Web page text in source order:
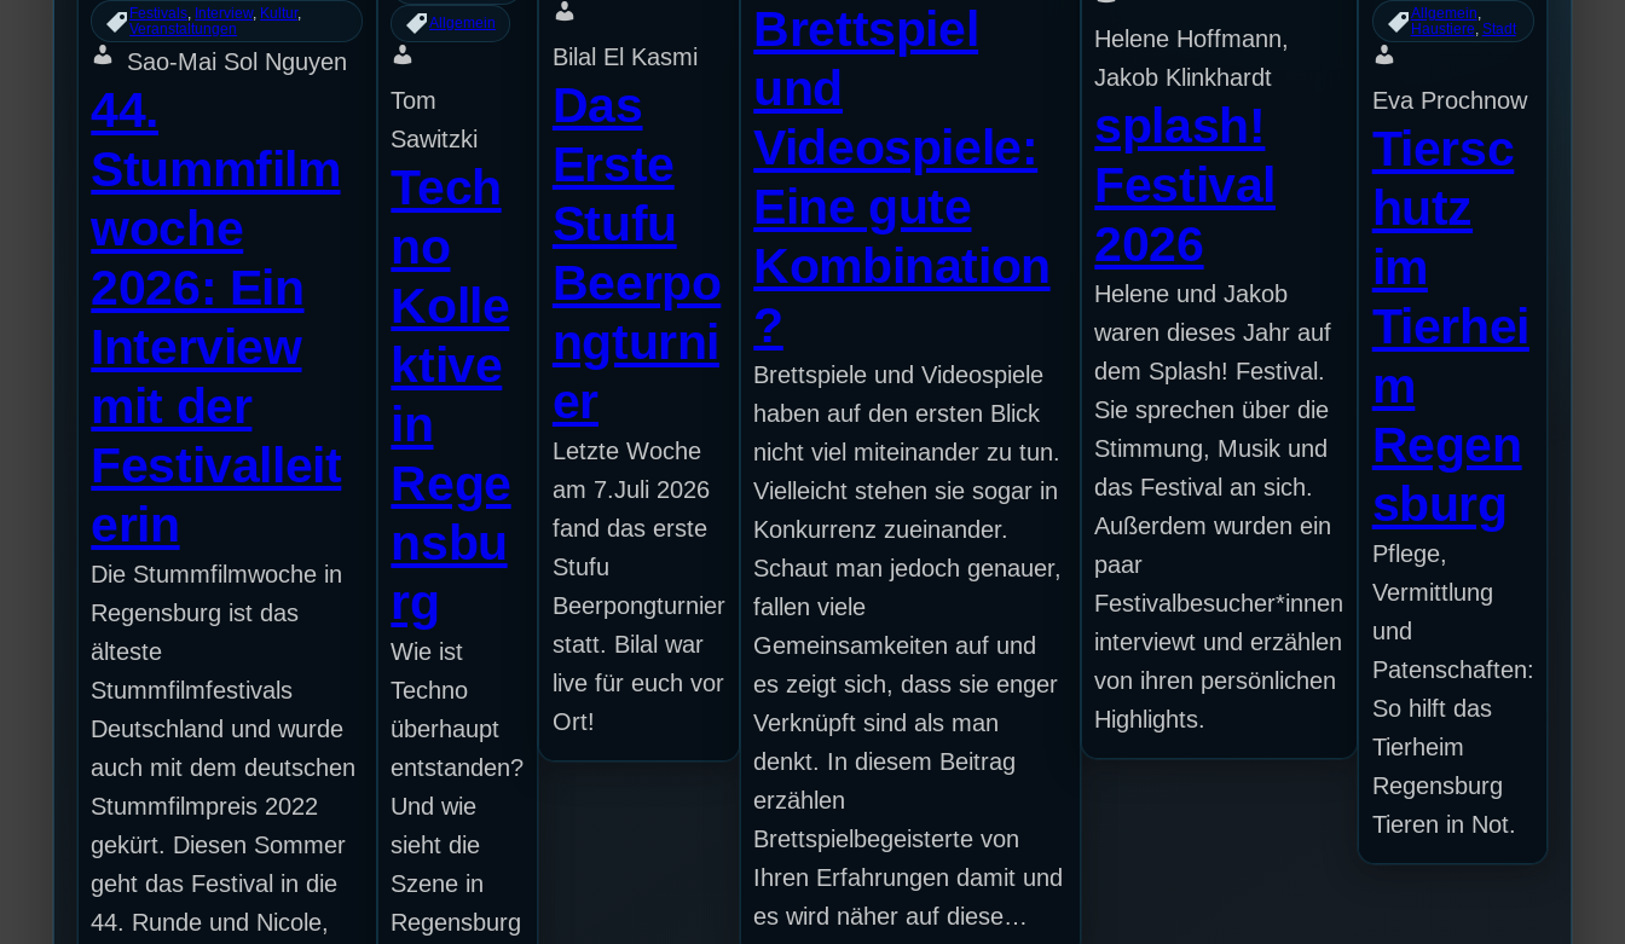
Festivals Interview, Kultur
Veranstaltungen
Sao-Mai Sol Nguyen
44.
Stummfilm
woche
2026: Ein
Interview
mit der
Festivalleit
erin
Die Stummfilmwoche in
Regensburg ist das
älteste
Stummfilmfestivals
Deutschland und wurde
auch mit dem deutschen
Stummfilmpreis 2022
gekürt. Diesen Sommer
geht das Festival in die
44. Runde und Nicole,
Allgemein
Tom
Sawitzki
Tech
no
Kolle
ktive
in
Rege
nsbu
rg
Wie ist
Techno
überhaupt
entstanden?
Und wie
sieht die
Szene in
Regensburg
Bilal El Kasmi
Das
Erste
Stufu
Beerpo
ngturni
er
Letzte Woche
am 7.Juli 2026
fand das erste
Stufu
Beerpongturnier
statt. Bilal war
live für euch vor
Ort!
Brettspiel
und
Videospiele:
Eine gute
Kombination
?
Brettspiele und Videospiele
haben auf den ersten Blick
nicht viel miteinander zu tun.
Vielleicht stehen sie sogar in
Konkurrenz zueinander.
Schaut man jedoch genauer,
fallen viele
Gemeinsamkeiten auf und
es zeigt sich, dass sie enger
Verknüpft sind als man
denkt. In diesem Beitrag
erzählen
Brettspielbegeisterte von
Ihren Erfahrungen damit und
es wird näher auf diese…
Helene Hoffmann,
Jakob Klinkhardt
splash!
Festival
2026
Helene und Jakob
waren dieses Jahr auf
dem Splash! Festival.
Sie sprechen über die
Stimmung, Musik und
das Festival an sich.
Außerdem wurden ein
paar
Festivalbesucher*innen
interviewt und erzählen
von ihren persönlichen
Highlights.
Allgemein
Haustiere Stadt
Eva Prochnow
Tiersc
hutz
im
Tierhei
m
Regen
sburg
Pflege,
Vermittlung
und
Patenschaften:
So hilft das
Tierheim
Regensburg
Tieren in Not.